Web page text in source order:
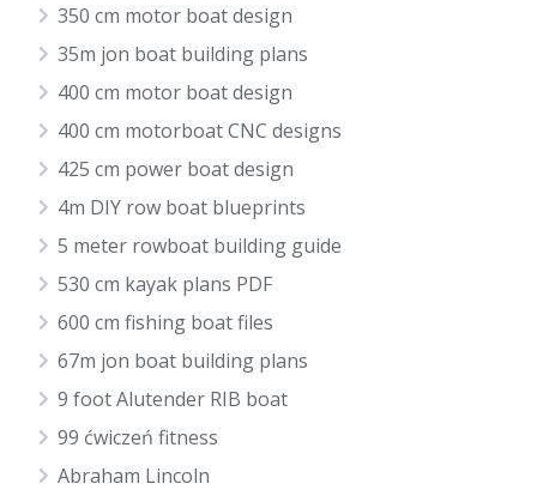
350 cm motor boat design
35m jon boat building plans
400 cm motor boat design
400 cm motorboat CNC designs
425 cm power boat design
4m DIY row boat blueprints
5 meter rowboat building guide
530 cm kayak plans PDF
600 cm fishing boat files
67m jon boat building plans
9 foot Alutender RIB boat
99 ćwiczeń fitness
Abraham Lincoln